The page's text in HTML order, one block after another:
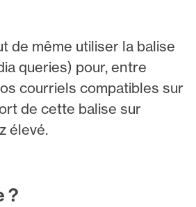
de même utiliser la balise
queries) pour, entre
courriels compatibles sur
de cette balise sur
élevé.
?